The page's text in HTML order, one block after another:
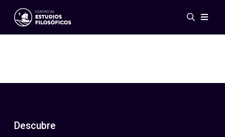
Eventos
ES
EN
Descubre